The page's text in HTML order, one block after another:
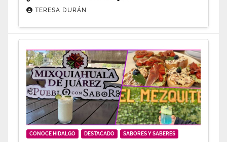
TERESA DURÁN
CONOCE HIDALGO DESTACADO SABORES Y SABERES